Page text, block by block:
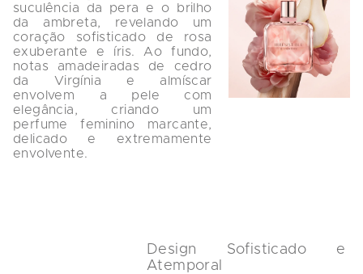
suculência da pera e o brilho
da ambreta, revelando um
coração sofisticado de rosa
exuberante e íris. Ao fundo,
notas amadeiradas de cedro
da Virgínia e almíscar
envolvem a pele com
elegância, criando um
perfume feminino marcante,
delicado e extremamente
envolvente.
Design Sofisticado e
Atemporal